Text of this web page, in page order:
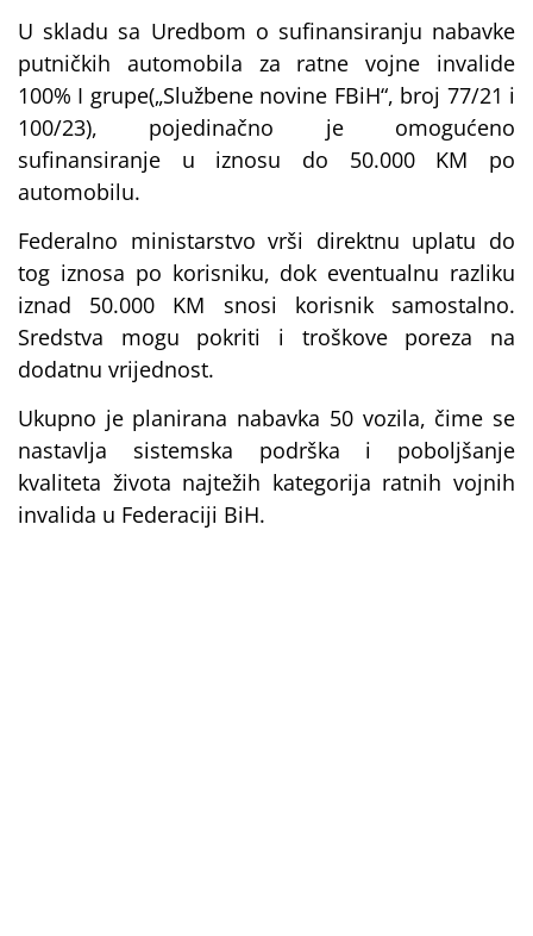
U skladu sa Uredbom o sufinansiranju nabavke
putničkih automobila za ratne vojne invalide
100% I grupe(„Službene novine FBiH“, broj 77/21 i
100/23), pojedinačno je omogućeno
sufinansiranje u iznosu do 50.000 KM po
automobilu.
Federalno ministarstvo vrši direktnu uplatu do
tog iznosa po korisniku, dok eventualnu razliku
iznad 50.000 KM snosi korisnik samostalno.
Sredstva mogu pokriti i troškove poreza na
dodatnu vrijednost.
Ukupno je planirana nabavka 50 vozila, čime se
nastavlja sistemska podrška i poboljšanje
kvaliteta života najtežih kategorija ratnih vojnih
invalida u Federaciji BiH.